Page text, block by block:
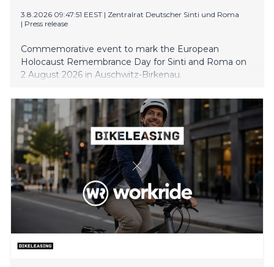
3.8.2026 09:47:51 EEST | Zentralrat Deutscher Sinti und Roma
| Press release
Commemorative event to mark the European
Holocaust Remembrance Day for Sinti and Roma on
2 August 2026 in Auschwitz-Birkenau.